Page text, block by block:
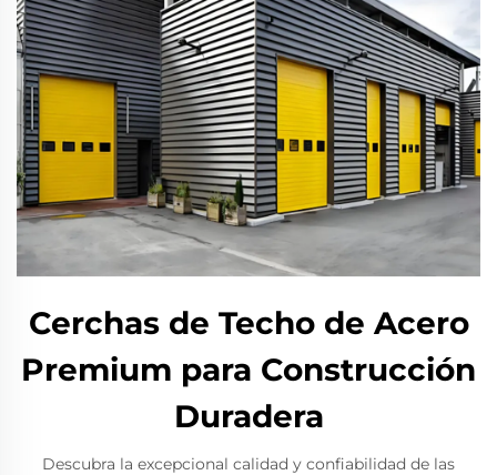
Cerchas de Techo de Acero
Premium para Construcción
Duradera
Descubra la excepcional calidad y confiabilidad de las